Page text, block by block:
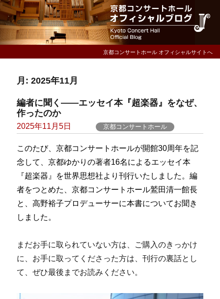
京都コンサートホール オフィシャルサイトへ
月:2025年11月
編者に聞く――エッセイ本『超楽器』をなぜ、
作ったのか
Posted
2025年11月5日 京都コンサートホール
このたび、京都コンサートホールが開館30周年を記
念して、京都ゆかりの著者16名によるエッセイ本
『超楽器』を世界思想社より刊行いたしました。編
者をつとめた、京都コンサートホール鷲田清一館長
と、高野裕子プロデューサーに本書についてお聞き
しました。
まだお手に取られていない方は、ご購入のきっかけ
に、お手に取ってくださった方は、刊行の裏話とし
て、ぜひ最後までお読みください。